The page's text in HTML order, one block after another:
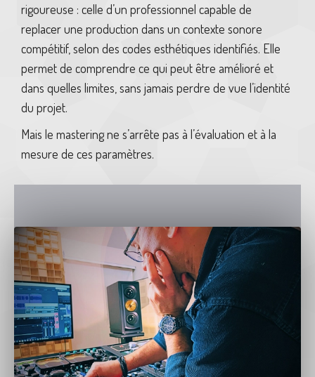
rigoureuse : celle d’un professionnel capable de
replacer une production dans un contexte sonore
compétitif, selon des codes esthétiques identifiés. Elle
permet de comprendre ce qui peut être amélioré et
dans quelles limites, sans jamais perdre de vue l’identité
du projet.
Mais le mastering ne s’arrête pas à l’évaluation et à la
mesure de ces paramètres.